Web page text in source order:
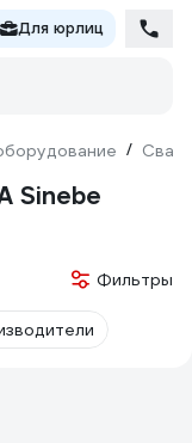
Для юрлиц
/
Sinebe
Фильтры